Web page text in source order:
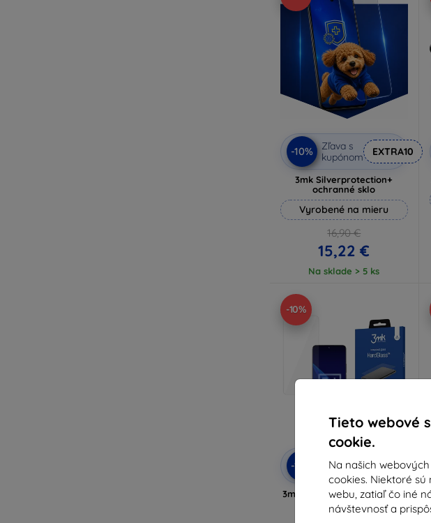
Tieto webové
cookie.
Na našich
cookies. Niektoré
webu, zatiaľ čo iné
návštevnosť a
-10%
Zľava s
kupónom
EXTRA10
3mk Silverprotection+
ochranné sklo
Vyrobené na mieru
16,90 €
15,22 €
Na sklade > 5 ks
-10%
-10%
Zľava s
kupónom
EXTRA10
3mk HardGlass tvrdené sklo
pre Honor 90 Lite
7,90 €